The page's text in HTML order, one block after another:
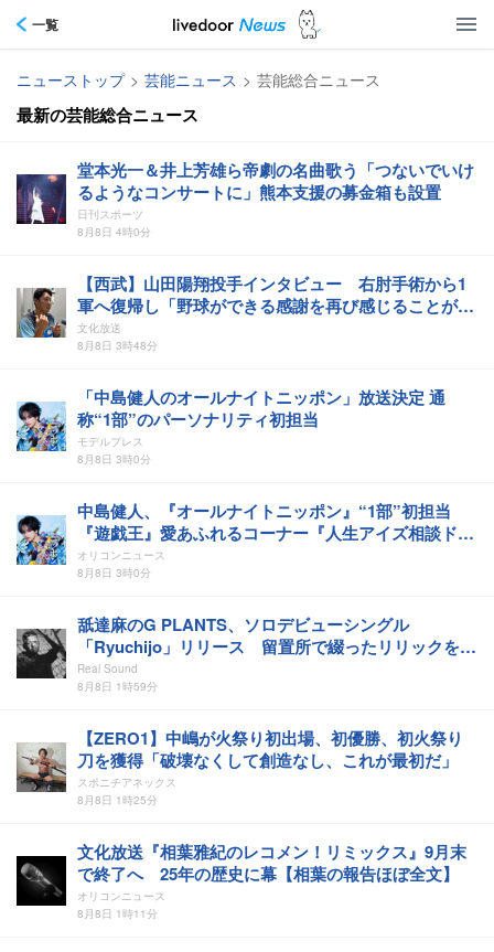
一覧
ニューストップ > 芸能ニュース > 芸能総合ニュース
最新の芸能総合ニュース
堂本光一＆井上芳雄ら帝劇の名曲歌う「つないでいけ
るようなコンサートに」熊本支援の募金箱も設置
日刊スポーツ
8月8日 4時0分
【西武】山田陽翔投手インタビュー 右肘手術から1
軍へ復帰し「野球ができる感謝を再び感じることがで
きました」
文化放送
8月8日 3時48分
「中島健人のオールナイトニッポン」放送決定 通
称“1部”のパーソナリティ初担当
モデルプレス
8月8日 3時0分
中島健人、『オールナイトニッポン』“1部”初担当
『遊戯王』愛あふれるコーナー『人生アイズ相談ドラ
ゴン』も実施
オリコンニュース
8月8日 3時0分
舐達麻のG PLANTS、ソロデビューシングル
「Ryuchijo」リリース 留置所で綴ったリリックを楽
曲化
Real Sound
8月8日 1時59分
【ZERO1】中嶋が火祭り初出場、初優勝、初火祭り
刀を獲得「破壊なくして創造なし、これが最初だ」
スポニチアネックス
8月8日 1時25分
文化放送『相葉雅紀のレコメン！リミックス』9月末
で終了へ 25年の歴史に幕【相葉の報告ほぼ全文】
オリコンニュース
8月8日 1時11分